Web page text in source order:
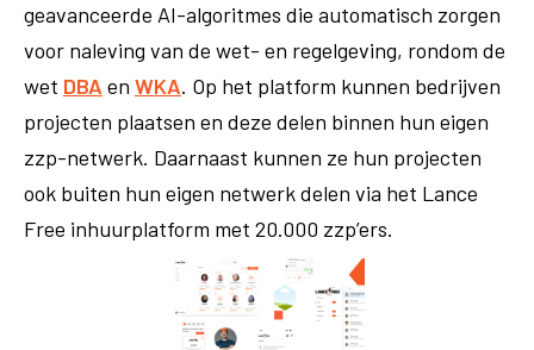
geavanceerde AI-algoritmes die automatisch zorgen
voor naleving van de wet- en regelgeving, rondom de
wet DBA en WKA. Op het platform kunnen bedrijven
projecten plaatsen en deze delen binnen hun eigen
zzp-netwerk. Daarnaast kunnen ze hun projecten
ook buiten hun eigen netwerk delen via het Lance
Free inhuurplatform met 20.000 zzp’ers.